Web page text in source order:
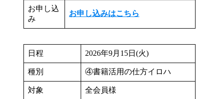
お申し込
み
お申し込みはこちら
日程 2026年9月15日(火)
種別 ④書籍活用の仕方イロハ
対象 全会員様